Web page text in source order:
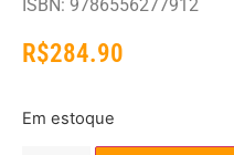
ISBN: 9786556277912
R$284.90
Em estoque